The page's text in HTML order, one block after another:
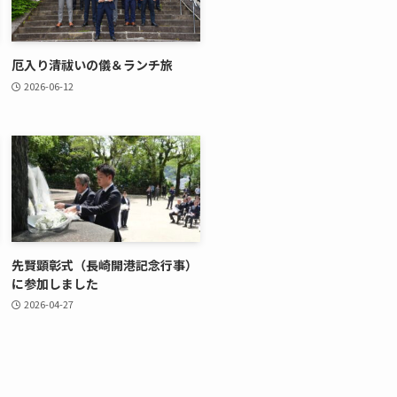
厄入り清祓いの儀＆ランチ旅
2026-06-12
先賢顕彰式（長崎開港記念行事）
に参加しました
2026-04-27